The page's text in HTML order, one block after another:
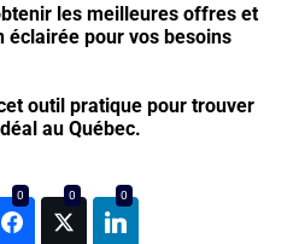
les meilleures offres et
éclairée pour vos besoins
outil pratique pour trouver
au Québec.
0
Facebook
0
Twitter
0